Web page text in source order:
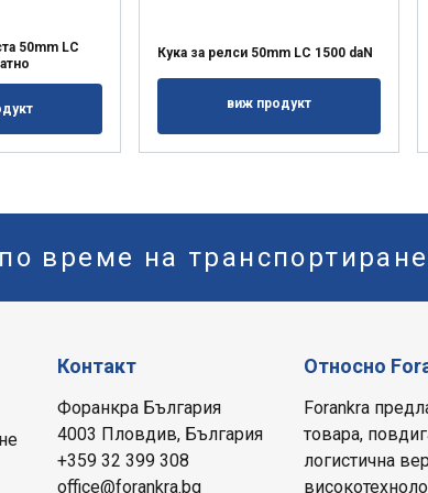
50mm LC
Кука за релси 50mm LC 1500 daN
виж продукт
време на транспортиране
Контакт
Форанкра България
4003 Пловдив, България
+359 32 399 308
office@forankra.bg
Относно
Forankra
товара,
логистична